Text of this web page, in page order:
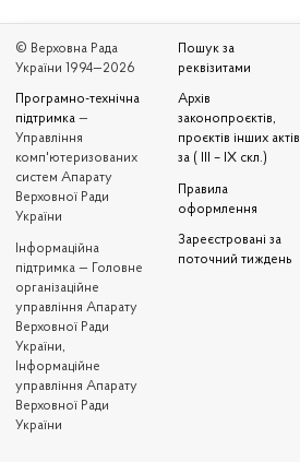
© Верховна Рада
України 1994—2026
Програмно-технічна
підтримка —
Управління
комп'ютеризованих
систем Апарату
Верховної Ради
України
Iнформаційна
підтримка — Головне
організаційне
управління Апарату
Верховної Ради
України,
Інформаційне
управління Апарату
Верховної Ради
України
Пошук за
реквізитами
Архів
законопроєктів,
проєктів інших актів
за ( III – IX скл.)
Правила
оформлення
Зареєстровані за
поточний тиждень